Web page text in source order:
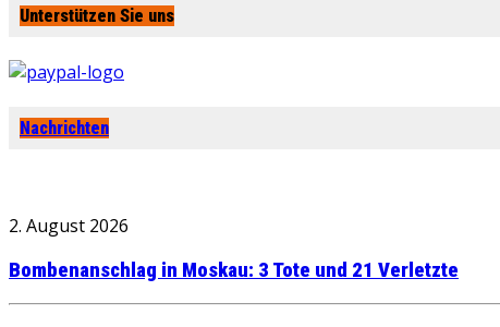
Unterstützen Sie uns
Nachrichten
2. August 2026
Bombenanschlag in Moskau: 3 Tote und 21 Verletzte